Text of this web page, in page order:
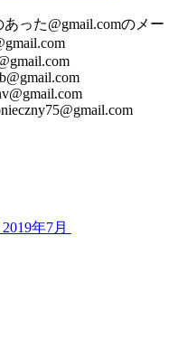
った@gmail.comのメー
年7月